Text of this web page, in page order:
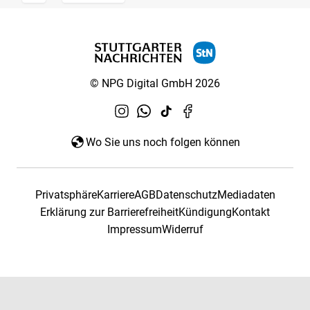
© NPG Digital GmbH 2026
Wo Sie uns noch folgen können
PrivatsphäreKarriereAGBDatenschutzMediadaten
Erklärung zur BarrierefreiheitKündigungKontakt
ImpressumWiderruf